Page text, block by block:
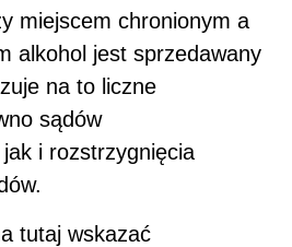
miejscem chronionym a
alkohol jest sprzedawany
na to liczne
sądów
i rozstrzygnięcia
tutaj wskazać